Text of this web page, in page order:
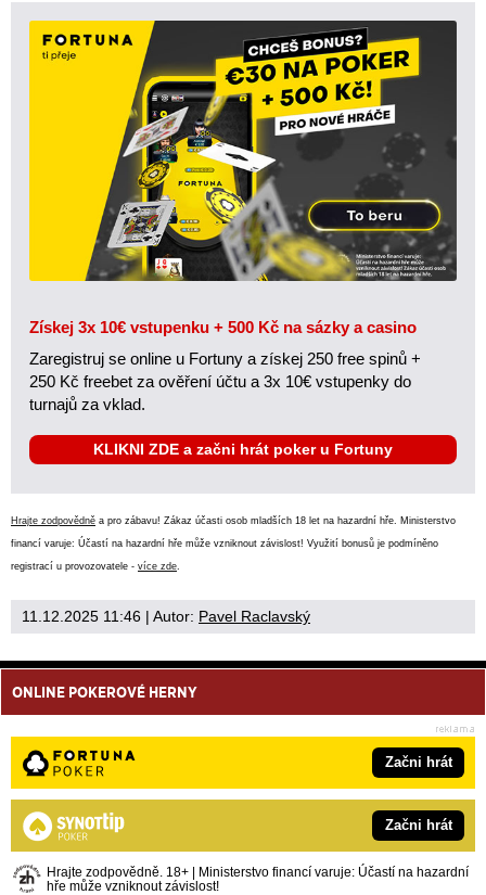
Získej 3x 10€ vstupenku + 500 Kč na sázky a casino
Zaregistruj se online u Fortuny a získej 250 free spinů +
250 Kč freebet za ověření účtu a 3x 10€ vstupenky do
turnajů za vklad.
KLIKNI ZDE a začni hrát poker u Fortuny
Hrajte zodpovědně a pro zábavu! Zákaz účasti osob mladších 18 let na hazardní hře. Ministerstvo
financí varuje: Účastí na hazardní hře může vzniknout závislost! Využití bonusů je podmíněno
registrací u provozovatele - více zde.
11.12.2025 11:46 | Autor: Pavel Raclavský
ONLINE POKEROVÉ HERNY
Začni hrát
Začni hrát
Hrajte zodpovědně. 18+ | Ministerstvo financí varuje: Účastí na hazardní
hře může vzniknout závislost!